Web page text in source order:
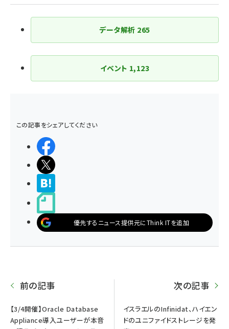
データ解析 265
イベント 1,123
この記事をシェアしてください
優先するニュース提供元にThink ITを追加
前の記事
【3/4開催】Oracle Database
Appliance導入ユーザーが本音
次の記事
イスラエルのInfinidat、ハイエン
ドのユニファイドストレージを発